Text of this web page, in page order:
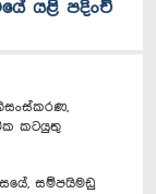
යළි පදිංචි
කටයුතු
සම්පයිමඩු